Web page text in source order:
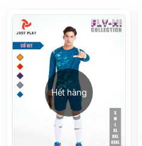
Hết hàng